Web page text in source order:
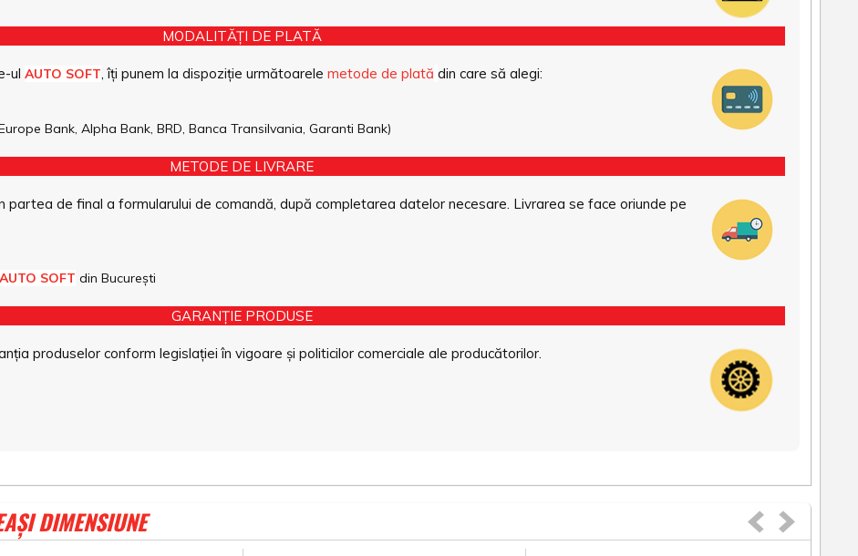
MODALITĂȚI DE PLATĂ
ul AUTO SOFT, îți punem la dispoziție următoarele metode de plată din care să alegi:
Bank, Alpha Bank, BRD, Banca Transilvania, Garanti Bank)
METODE DE LIVRARE
partea de final a formularului de comandă, după completarea datelor necesare. Livrarea se face oriunde pe
AUTO SOFT din București
GARANȚIE PRODUSE
produselor conform legislației în vigoare și politicilor comerciale ale producătorilor.
DIMENSIUNE